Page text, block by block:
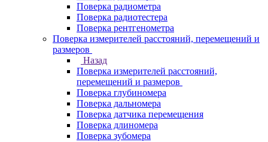
Поверка радиометра
Поверка радиотестера
Поверка рентгенометра
Поверка измерителей расстояний, перемещений и
размеров
Назад
Поверка измерителей расстояний,
перемещений и размеров
Поверка глубиномера
Поверка дальномера
Поверка датчика перемещения
Поверка длиномера
Поверка зубомера